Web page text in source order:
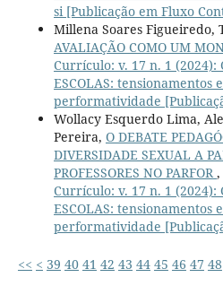
si [Publicação em Fluxo
Millena Soares Figueiredo,
AVALIAÇÃO COMO UM
Currículo: v. 17 n. 1 (2024):
ESCOLAS: tensionamentos
performatividade
Wollacy Esquerdo Lima,
Pereira, O DEBATE
DIVERSIDADE SEXUAL A
PROFESSORES NO PARFOR,
Currículo: v. 17 n. 1 (2024):
ESCOLAS: tensionamentos
performatividade
<< < 39 40 41 42 43 44 45 46 47 48